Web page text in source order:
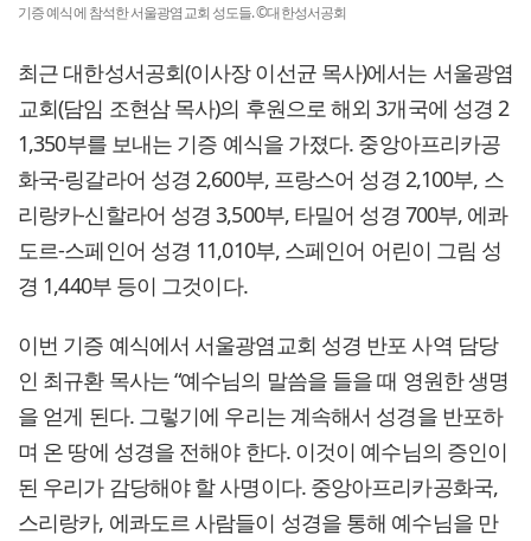
기증 예식에 참석한 서울광염교회 성도들. ©대한성서공회
최근 대한성서공회(이사장 이선균 목사)에서는 서울광염
교회(담임 조현삼 목사)의 후원으로 해외 3개국에 성경 2
1,350부를 보내는 기증 예식을 가졌다. 중앙아프리카공
화국-링갈라어 성경 2,600부, 프랑스어 성경 2,100부, 스
리랑카-신할라어 성경 3,500부, 타밀어 성경 700부, 에콰
도르-스페인어 성경 11,010부, 스페인어 어린이 그림 성
경 1,440부 등이 그것이다.
이번 기증 예식에서 서울광염교회 성경 반포 사역 담당
인 최규환 목사는 “예수님의 말씀을 들을 때 영원한 생명
을 얻게 된다. 그렇기에 우리는 계속해서 성경을 반포하
며 온 땅에 성경을 전해야 한다. 이것이 예수님의 증인이
된 우리가 감당해야 할 사명이다. 중앙아프리카공화국,
스리랑카, 에콰도르 사람들이 성경을 통해 예수님을 만